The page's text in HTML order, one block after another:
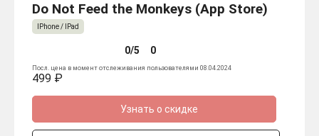
Do Not Feed the Monkeys (App Store)
IPhone / IPad
0/5 0
Посл. цена в момент отслеживания пользователями 08.04.2024
499 ₽
Узнать о скидке